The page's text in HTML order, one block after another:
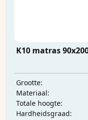
K10 matras
Grootte:
Materiaal:
Totale hoogte:
Hardheidsgraad: